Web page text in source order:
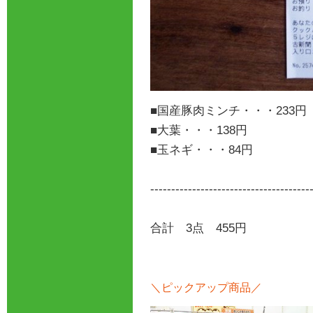
■国産豚肉ミンチ・・・233円
■大葉・・・138円
■玉ネギ・・・84円
合計 3点 455円
＼ピックアップ商品／